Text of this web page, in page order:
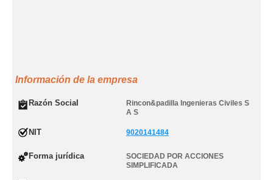
Información de la empresa
Razón Social
Rincon&padilla Ingenieras Civiles S
A S
NIT 9020141484
Forma jurídica
SOCIEDAD POR ACCIONES
SIMPLIFICADA